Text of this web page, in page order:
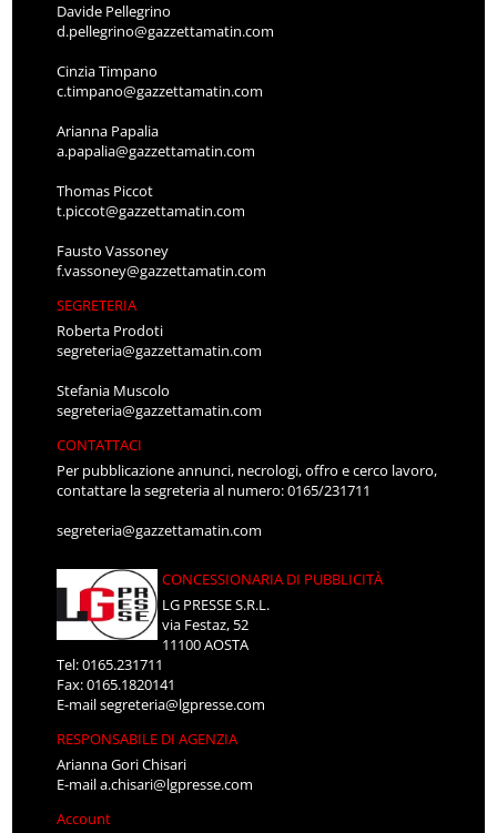
Davide Pellegrino
d.pellegrino@gazzettamatin.com
Cinzia Timpano
c.timpano@gazzettamatin.com
Arianna Papalia
a.papalia@gazzettamatin.com
Thomas Piccot
t.piccot@gazzettamatin.com
Fausto Vassoney
f.vassoney@gazzettamatin.com
SEGRETERIA
Roberta Prodoti
segreteria@gazzettamatin.com
Stefania Muscolo
segreteria@gazzettamatin.com
CONTATTACI
Per pubblicazione annunci, necrologi, offro e cerco lavoro,
contattare la segreteria al numero: 0165/231711
segreteria@gazzettamatin.com
CONCESSIONARIA DI PUBBLICITÀ
LG PRESSE S.R.L.
via Festaz, 52
11100 AOSTA
Tel: 0165.231711
Fax: 0165.1820141
E-mailsegreteria@lgpresse.com
RESPONSABILE DI AGENZIA
Arianna Gori Chisari
E-maila.chisari@lgpresse.com
Account